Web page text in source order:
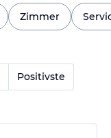
Zimmer
Positivste